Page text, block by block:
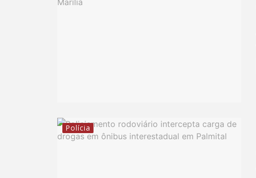
Polícia